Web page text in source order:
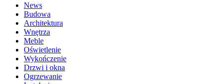
News
Budowa
Architektura
Wnętrza
Meble
Oświetlenie
Wykończenie
Drzwi i okna
Ogrzewanie